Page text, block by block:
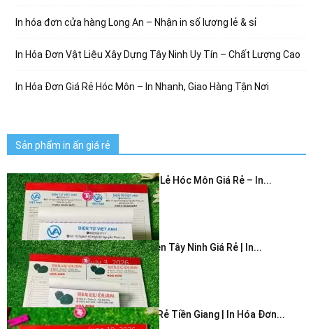
In hóa đơn cửa hàng Long An – Nhận in số lượng lẻ & sỉ
In Hóa Đơn Vật Liệu Xây Dựng Tây Ninh Uy Tín – Chất Lượng Cao
In Hóa Đơn Giá Rẻ Hóc Môn – In Nhanh, Giao Hàng Tận Nơi
Sản phẩm in ấn giá rẻ
In Hóa Đơn Bán Lẻ Hóc Môn Giá Rẻ – In...
July 3, 2026
In Hóa Đơn 2 Liên Tây Ninh Giá Rẻ | In...
July 3, 2026
In Hóa Đơn Giá Rẻ Tiền Giang | In Hóa Đơn...